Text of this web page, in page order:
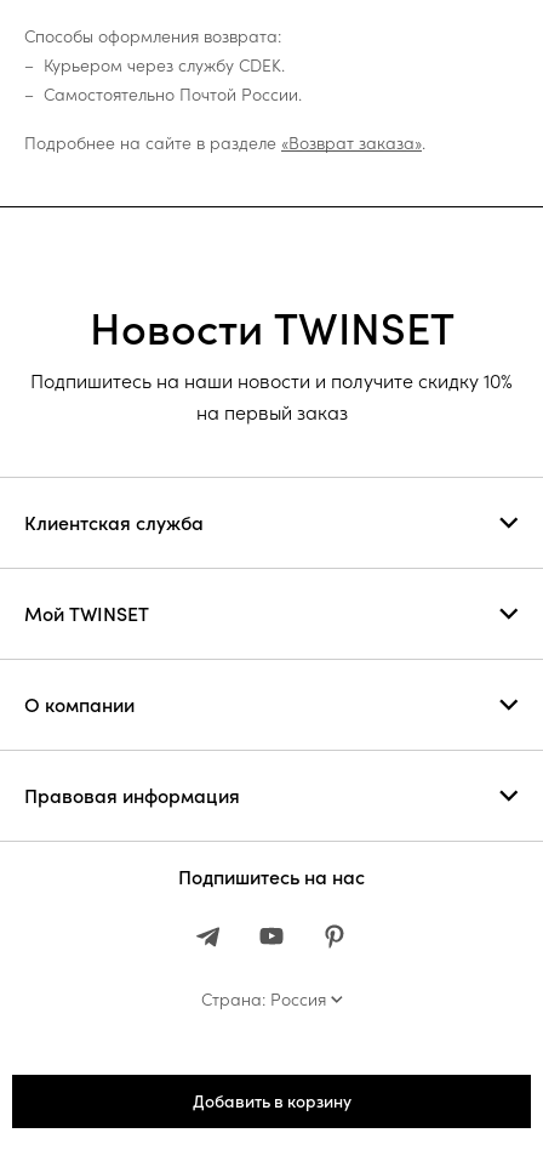
Добавить в корзину
Способы оформления возврата:
Курьером через службу CDEK.
Самостоятельно Почтой России.
Подробнее на сайте в разделе «Возврат заказа».
Новости TWINSET
Подпишитесь на наши новости и получите скидку 10%
на первый заказ
Клиентская служба
Мой TWINSET
О компании
Правовая информация
Подпишитесь на нас
Страна: Россия
© 2026 ООО «Твинсет Ист»